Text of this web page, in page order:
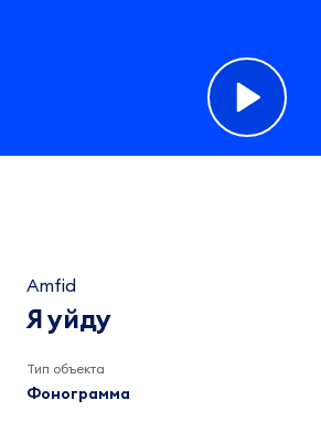
уйду
Amfid
2:00
Amfid
Я уйду
Тип объекта
Фонограмма